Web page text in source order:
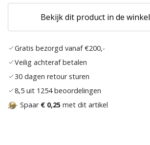
Bekijk dit product in de winkel
Gratis bezorgd vanaf €200,-
Veilig achteraf betalen
30 dagen retour sturen
8,5 uit 1254 beoordelingen
Spaar € 0,25 met dit artikel